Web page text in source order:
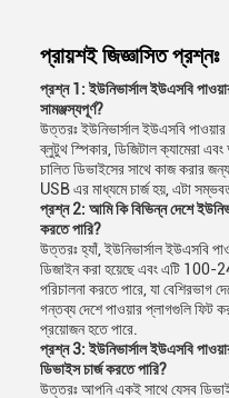
প্রায়শই জিজ্ঞাসিত প্রশ্নঃ
প্রশ্ন 1: ইউনিভার্সাল ইউএসবি
সামঞ্জস্যপূর্ণ?
উত্তরঃ ইউনিভার্সাল ইউএসবি পাওয়ার
ব্লুটুথ স্পিকার, ডিজিটাল ক্যামেরা
চালিত ডিভাইসের সাথে কাজ করার
USB এর মাধ্যমে চার্জ হয়, এটা
প্রশ্ন 2: আমি কি বিভিন্ন দেশে
করতে পারি?
উত্তরঃ হ্যাঁ, ইউনিভার্সাল ইউএসবি
ডিজাইন করা হয়েছে এবং এটি 100-
পরিচালনা করতে পারে, যা
গন্তব্য দেশে পাওয়ার প্লাগগুলি ফিট
প্রয়োজন হতে পারে.
প্রশ্ন 3: ইউনিভার্সাল ইউএসবি
ডিভাইস চার্জ করতে পারি?
উত্তরঃ আপনি একই সাথে যেসব